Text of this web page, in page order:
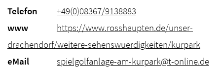
Telefon
+49(0)08367/9138883
www
https://www.rosshaupten.de/unser-
drachendorf/weitere-sehenswuerdigkeiten/kurpark
eMail
spielgolfanlage-am-kurpark@t-online.de